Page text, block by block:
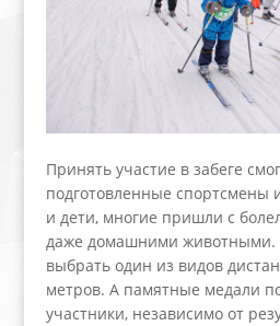
Принять участие в забеге
подготовленные спортсмены
и дети, многие пришли с
даже домашними
выбрать один из видов
метров. А памятные медали
участники, независимо от